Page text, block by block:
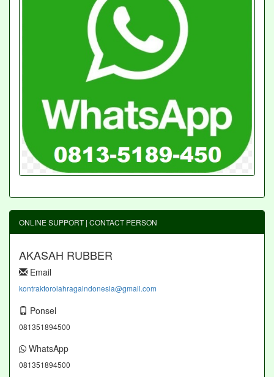
ONLINE SUPPORT | CONTACT PERSON
AKASAH RUBBER
Email
kontraktorolahragaindonesia@gmail.com
Ponsel
081351894500
WhatsApp
081351894500